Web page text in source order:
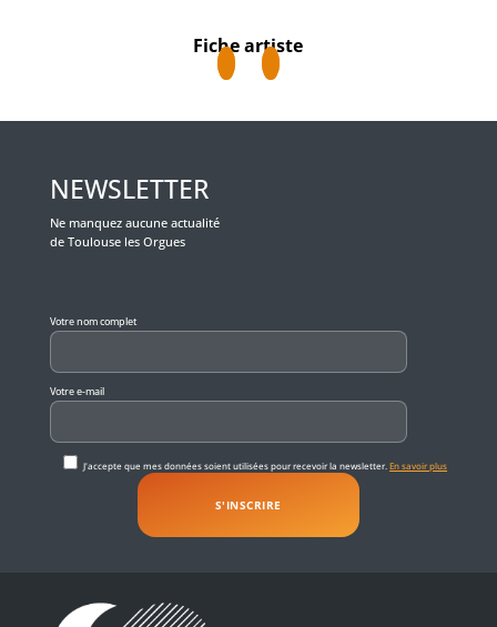
Fiche artiste
NEWSLETTER
Ne manquez aucune actualité
de Toulouse les Orgues
Votre nom complet
Votre e-mail
J'accepte que mes données soient utilisées pour recevoir la newsletter.En savoir plus